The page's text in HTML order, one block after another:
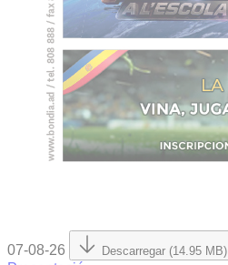
07-08-26 Descarregar (14.95 MB)